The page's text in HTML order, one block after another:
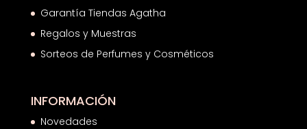
Garantía Tiendas Agatha
Regalos y Muestras
Sorteos de Perfumes y Cosméticos
INFORMACIÓN
Novedades